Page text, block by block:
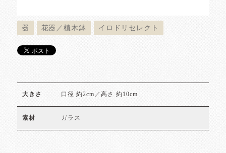
器 花器／植木鉢 イロドリセレクト
大きさ 口径 約2cm／高さ 約10cm
素材 ガラス